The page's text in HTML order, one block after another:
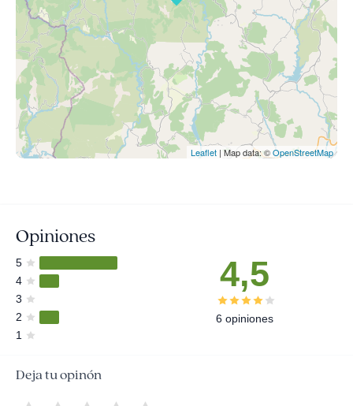
Leaflet | Map data: ©OpenStreetMap
Opiniones
5
4
3
2
1
4,5
6 opiniones
Deja tu opinón